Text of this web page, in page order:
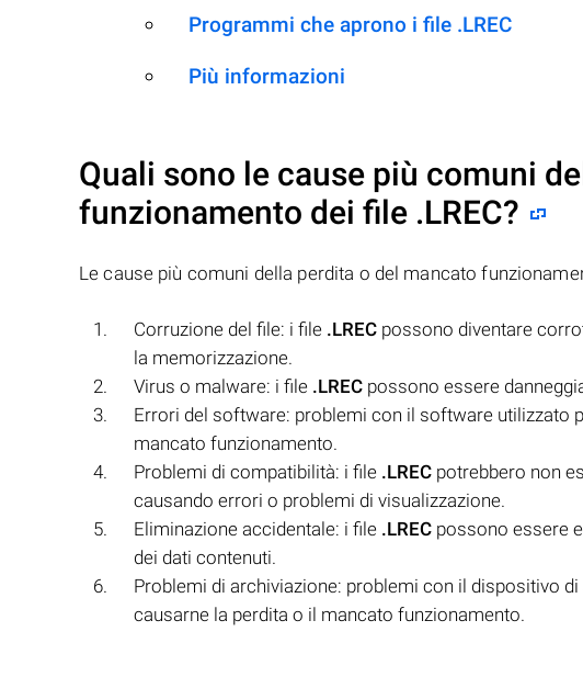
Programmi che aprono i file .LREC
Più informazioni
Quali sono le cause più comuni
funzionamento dei file .LREC?
Le cause più comuni della perdita o del mancato
Corruzione del file: i file .LREC possono diventare
la memorizzazione.
Virus o malware: i file .LREC possono essere
Errori del software: problemi con il software utilizzato
mancato funzionamento.
Problemi di compatibilità: i file .LREC potrebbero non
causando errori o problemi di visualizzazione.
Eliminazione accidentale: i file .LREC possono essere
dei dati contenuti.
Problemi di archiviazione: problemi con il dispositivo
causarne la perdita o il mancato funzionamento.